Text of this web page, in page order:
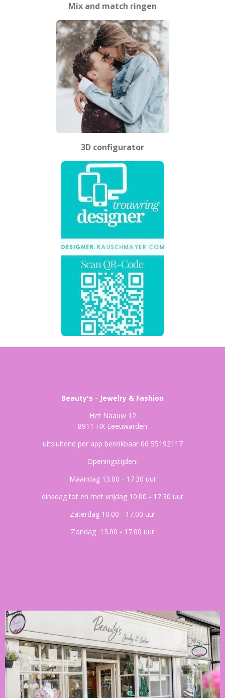
Mix and match ringen
3D configurator
Beauty's - Jewelry & Fashion
Het Naauw 12
8911 HX Leeuwarden
uitsluitend per app bereikbaar 06 55192117
Openingstijden:
Maandag 13.00 - 17.30 uur
dinsdag tot en met vrijdag 10.00 - 17.30 uur
Zaterdag 10.00 - 17.00 uur
Zondag 13.00 - 17.00 uur